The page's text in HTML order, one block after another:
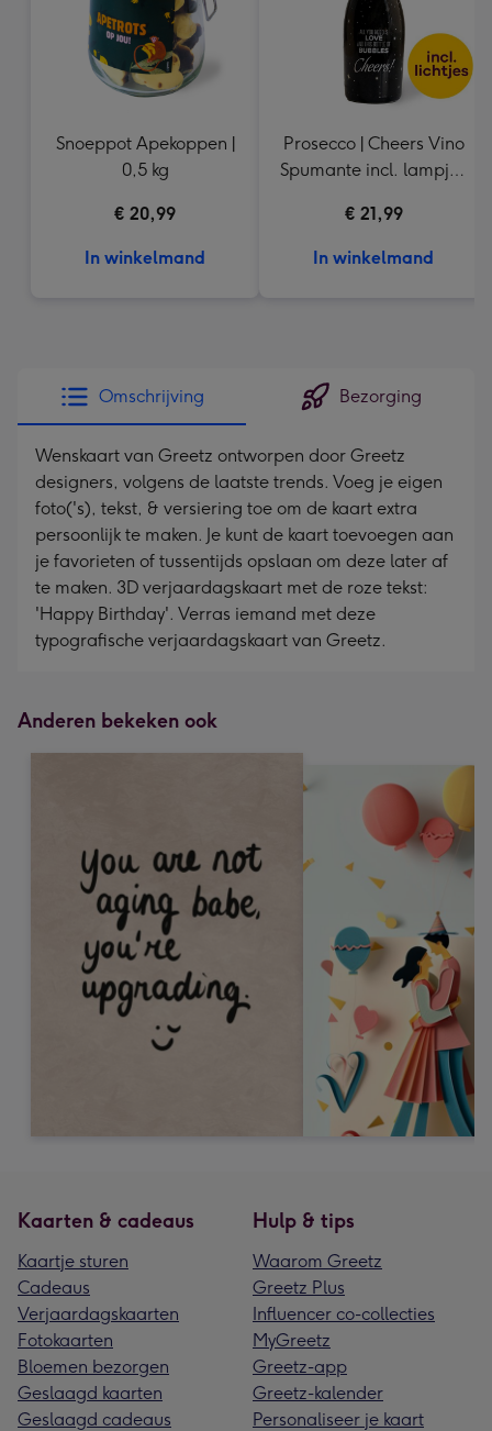
Snoeppot Apekoppen |
0,5 kg
€ 20,99
In winkelmand
Prosecco | Cheers Vino
Spumante incl. lampje |
€ 21,99
In winkelmand
Omschrijving Bezorging
Wenskaart van Greetz ontworpen door Greetz
designers, volgens de laatste trends. Voeg je eigen
foto('s), tekst, & versiering toe om de kaart extra
persoonlijk te maken. Je kunt de kaart toevoegen aan
je favorieten of tussentijds opslaan om deze later af
te maken. 3D verjaardagskaart met de roze tekst:
'Happy Birthday'. Verras iemand met deze
typografische verjaardagskaart van Greetz.
Anderen bekeken ook
Kaarten & cadeaus
Kaartje sturen
Cadeaus
Verjaardagskaarten
Fotokaarten
Bloemen bezorgen
Geslaagd kaarten
Geslaagd cadeaus
Hulp & tips
Waarom Greetz
Greetz Plus
Influencer co-collecties
MyGreetz
Greetz-app
Greetz-kalender
Personaliseer je kaart